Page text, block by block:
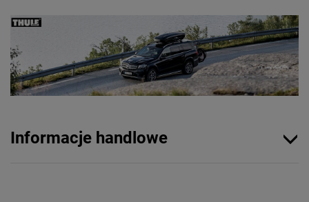
Informacje handlowe